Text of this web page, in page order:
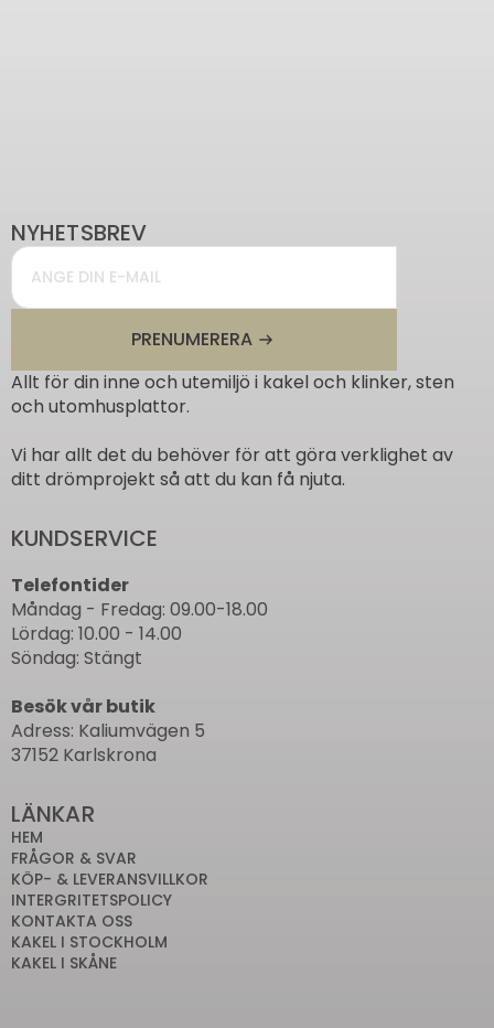
NYHETSBREV
Email
PRENUMERERA
Allt för din inne och utemiljö i kakel och klinker, sten
och utomhusplattor.
Vi har allt det du behöver för att göra verklighet av
ditt drömprojekt så att du kan få njuta.
KUNDSERVICE
Telefontider
Måndag - Fredag: 09.00-18.00
Lördag: 10.00 - 14.00
Söndag: Stängt
Besök vår butik
Adress: Kaliumvägen 5
37152 Karlskrona
LÄNKAR
HEM
FRÅGOR & SVAR
KÖP- & LEVERANSVILLKOR
INTERGRITETSPOLICY
KONTAKTA OSS
KAKEL I STOCKHOLM
KAKEL I SKÅNE